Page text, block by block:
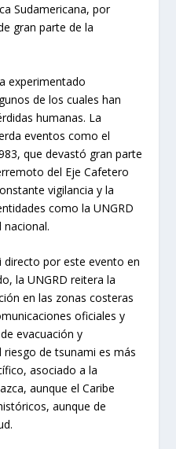
Sudamericana, por
gran parte de la
experimentado
de los cuales han
humanas. La
eventos como el
que devastó gran parte
del Eje Cafetero
vigilancia y la
como la UNGRD
nacional.
directo por este evento en
la UNGRD reitera la
en las zonas costeras
oficiales y
evacuación y
riesgo de tsunami es más
asociado a la
aunque el Caribe
aunque de